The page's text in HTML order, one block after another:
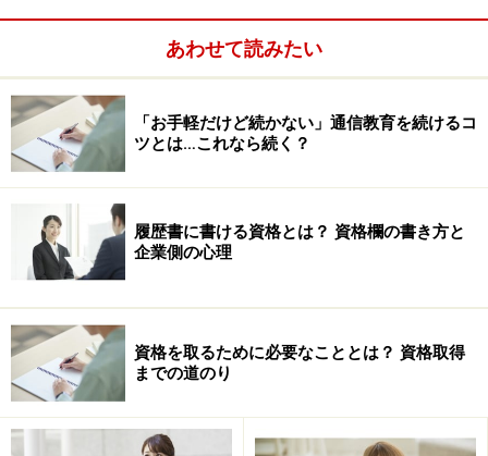
れば、「資格はあるけど未経験」の方は二重三重のハン
デを負っての戦い。当然勝ち目はありません。それでも
「資格を活かして働きたい」なら、「本当に正社員じゃ
なければいけないのか？」というところから考えてみて
ください。
→次ページで、あなたが「仕事」を選ぶ上で「大切にし
たい条件」について考えてみましょう。本当に正社員じ
ゃなければいけないのでしょうか？
※記事内容は執筆時点のものです。最新の内容をご確認くださ
い。
次のページへ
あわせて読みたい
「お手軽だけど続かない」通信教育を続けるコ
ツとは…これなら続く？
履歴書に書ける資格とは？ 資格欄の書き方と
企業側の心理
資格を取るために必要なこととは？ 資格取得
までの道のり